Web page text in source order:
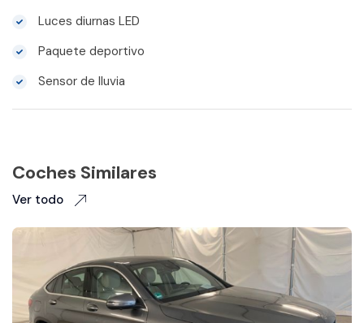
Luces diurnas LED
Paquete deportivo
Sensor de lluvia
Coches Similares
Ver todo